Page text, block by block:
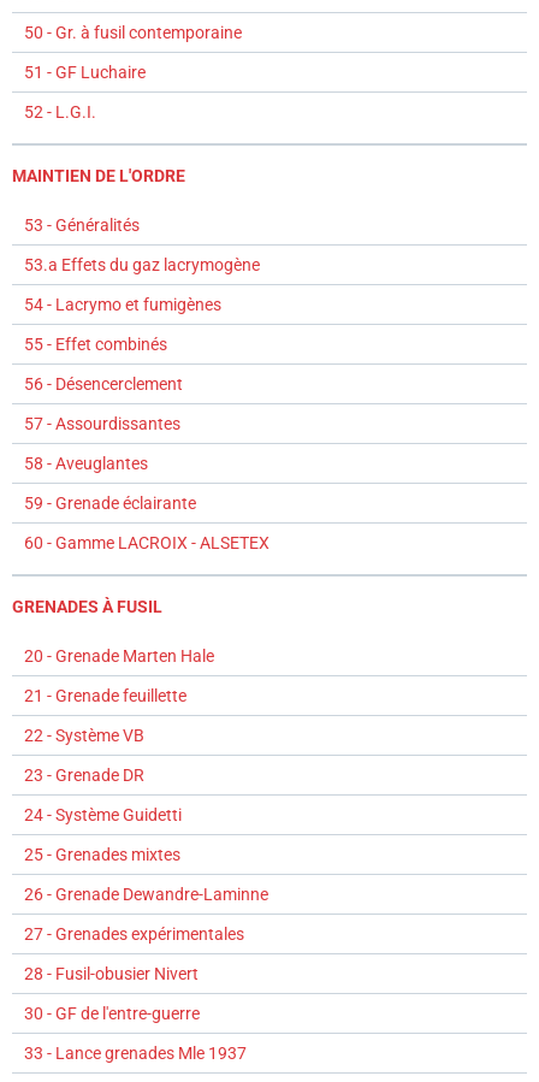
50 - Gr. à fusil contemporaine
51 - GF Luchaire
52 - L.G.I.
MAINTIEN DE L'ORDRE
53 - Généralités
53.a Effets du gaz lacrymogène
54 - Lacrymo et fumigènes
55 - Effet combinés
56 - Désencerclement
57 - Assourdissantes
58 - Aveuglantes
59 - Grenade éclairante
60 - Gamme LACROIX - ALSETEX
GRENADES À FUSIL
20 - Grenade Marten Hale
21 - Grenade feuillette
22 - Système VB
23 - Grenade DR
24 - Système Guidetti
25 - Grenades mixtes
26 - Grenade Dewandre-Laminne
27 - Grenades expérimentales
28 - Fusil-obusier Nivert
30 - GF de l'entre-guerre
33 - Lance grenades Mle 1937